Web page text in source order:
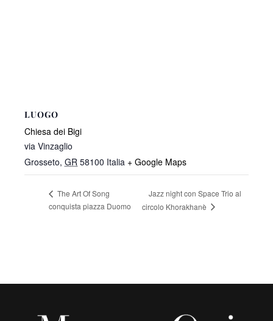
LUOGO
Chiesa dei Bigi
via Vinzaglio
Grosseto, GR 58100 Italia + Google Maps
The Art Of Song
conquista piazza Duomo
Jazz night con Space Trio al
circolo Khorakhanè